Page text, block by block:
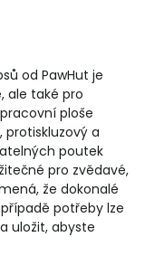
od PawHut je
ale také pro
ploše
a
poutek
pro zvědavé,
že dokonalé
potřeby lze
uložit, abyste